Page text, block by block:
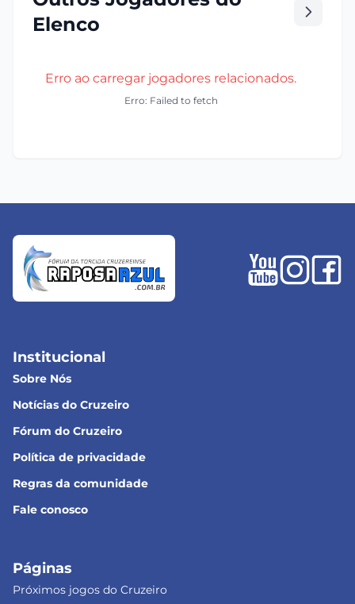
Elenco
Erro ao carregar jogadores relacionados.
Erro: Failed to fetch
Institucional
Sobre Nós
Notícias do Cruzeiro
Fórum do Cruzeiro
Política de privacidade
Regras da comunidade
Fale conosco
Páginas
Próximos jogos do Cruzeiro